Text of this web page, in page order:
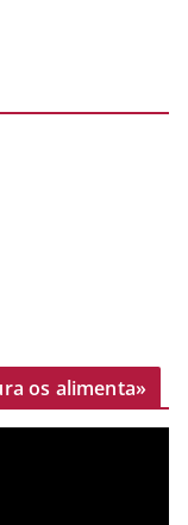
os alimenta»